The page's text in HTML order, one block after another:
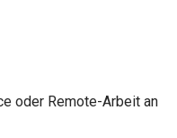
oder Remote-Arbeit an